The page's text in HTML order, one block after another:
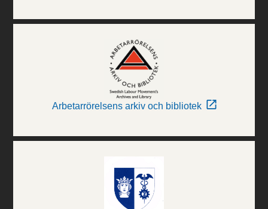
Arbetarrörelsens arkiv och bibliotek